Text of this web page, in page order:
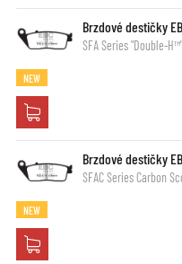
Brzdové destičky
SFA Series "Double-
NEW
Brzdové destičky
SFAC Series Carbon
NEW